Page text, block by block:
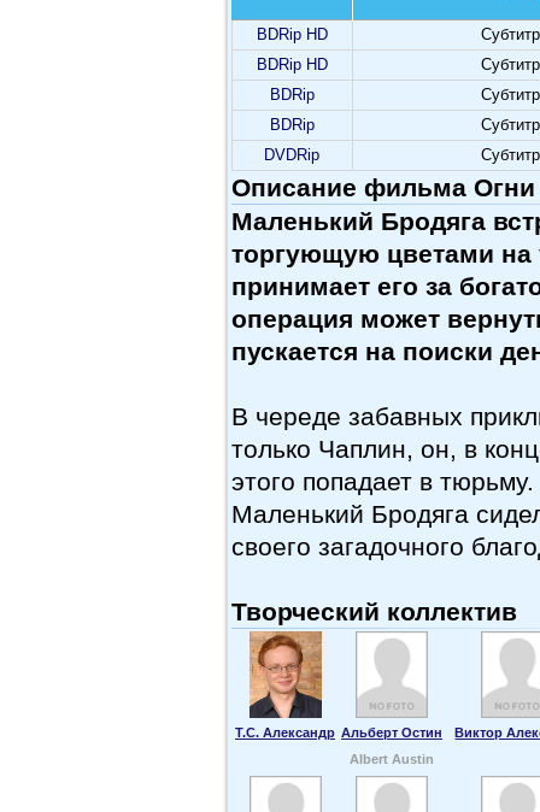
BDRip HD
BDRip HD
BDRip
BDRip
DVDRip
Описание фильма Огни
Маленький Бродяга
торгующую цветами на
принимает его за
операция может
пускается на поиски
В череде забавных
только Чаплин, он, в
этого попадает в
Маленький Бродяга
своего загадочного
Творческий коллектив
Т.С. Александр Альберт Остин
Виктор
Albert Austin